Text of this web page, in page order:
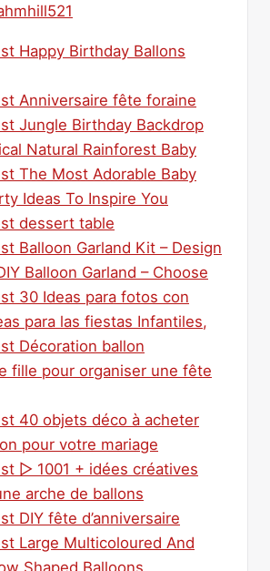
Happy Birthday Ballons
Anniversaire fête foraine
Jungle Birthday Backdrop
Natural Rainforest Baby
The Most Adorable Baby
Ideas To Inspire You
dessert table
Balloon Garland Kit – Design
Balloon Garland – Choose
30 Ideas para fotos con
para las fiestas Infantiles,
Décoration ballon
fille pour organiser une fête
40 objets déco à acheter
pour votre mariage
▷ 1001 + idées créatives
arche de ballons
DIY fête d’anniversaire
Large Multicoloured And
Shaped Balloons